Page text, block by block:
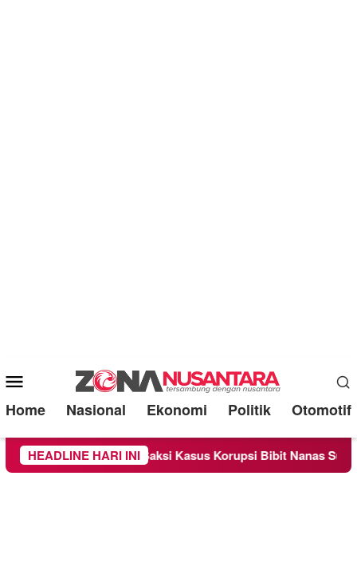
Mobile
Menu
Home Nasional Ekonomi Politik Otomotif
HEADLINE HARI INI
Sebagai Saksi Kasus Korupsi Bibit Nanas Sulsel Rp 52,4